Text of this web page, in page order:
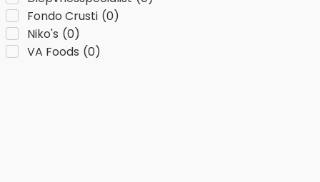
Fondo Crusti (0)
Niko's (0)
VA Foods (0)